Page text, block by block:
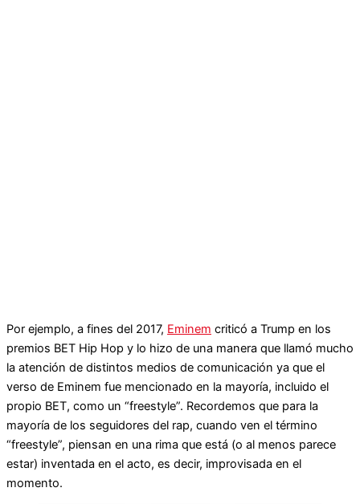
Por ejemplo, a fines del 2017, Eminem criticó a Trump en los
premios BET Hip Hop y lo hizo de una manera que llamó mucho
la atención de distintos medios de comunicación ya que el
verso de Eminem fue mencionado en la mayoría, incluido el
propio BET, como un “freestyle”. Recordemos que para la
mayoría de los seguidores del rap, cuando ven el término
“freestyle”, piensan en una rima que está (o al menos parece
estar) inventada en el acto, es decir, improvisada en el
momento.